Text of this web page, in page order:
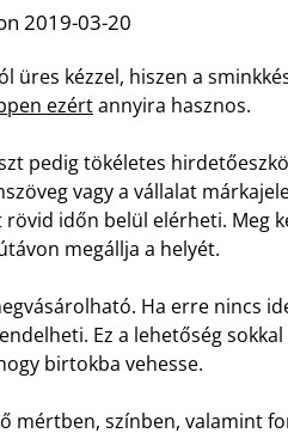
2019-03-20
üres kézzel, hiszen a
ezértannyira hasznos.
pedig tökéletes
vagy a vállalat
időn belül elérheti. Meg
megállja a helyét.
Ha erre nincs
Ez a lehetőség
birtokba vehesse.
mértben, színben, valamint